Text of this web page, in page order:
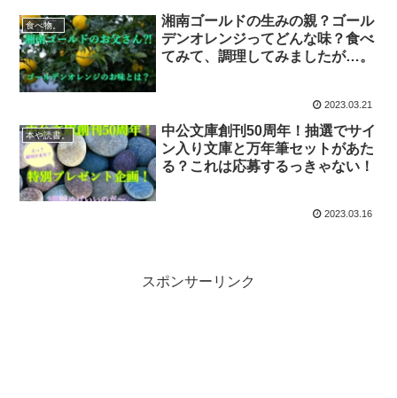
食べ物。
湘南ゴールドの生みの親？ゴール
デンオレンジってどんな味？食べ
てみて、調理してみましたが…。
2023.03.21
本や読書。
中公文庫創刊50周年！抽選でサイ
ン入り文庫と万年筆セットがあた
る？これは応募するっきゃない！
2023.03.16
スポンサーリンク